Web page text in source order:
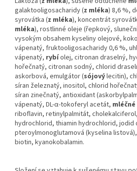
galaktooligosacharidy (z mléka) 8,6 %,
syrovátka (z mléka), koncentrát
mléka), rostlinné oleje (řepkový,
vysokým obsahem kyseliny olejové,
vápenatý, fruktooligosacharidy 0,6 %,
vápenatý, rybíolej, citronan draselný,
hořečnatý, citronan sodný, chlorid
askorbová, emulgátor (sójovýlecitin),
síran železnatý, inositol, chlorid
síran zinečnatý, antioxidant
vápenatý, DL-α-tokoferyl acetát, mléčné
riboflavin, retinylpalmitát,
hydrochlorid, thiamin hydrochlorid, jodid
pteroylmonoglutamová (kyselina
biotin, kyanokobalamin.